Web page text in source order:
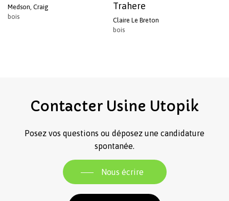
Medson, Craig
bois
Trahere
Claire Le Breton
bois
Contacter Usine Utopik
Posez vos questions ou déposez une candidature
spontanée.
Nous écrire